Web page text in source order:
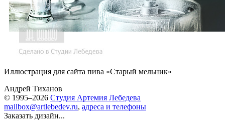
Иллюстрация для сайта пива «Старый мельник»
Андрей Тиханов
© 1995–2026 Студия Артемия Лебедева
mailbox@artlebedev.ru, адреса и телефоны
Заказать дизайн...